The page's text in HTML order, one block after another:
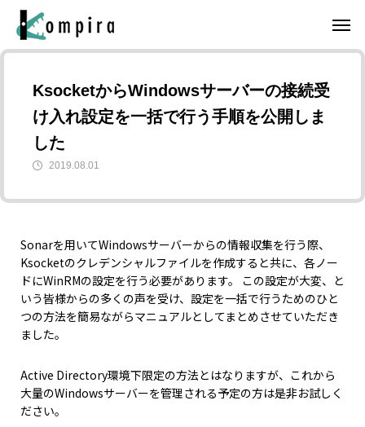
KsocketからWindowsサーバーの接続受
け入れ設定を一括で行う手順を公開しま
した
2019.08.01
Sonarを用いてWindowsサーバーからの情報収集を行う際、
Ksocketのクレデンシャルファイルを作成すると共に、各ノー
ドにWinRMの設定を行う必要があります。 この設定が大変、と
いう皆様からの多くの声を受け、設定を一括で行うためのひと
つの方法を簡易ながらマニュアルとしてまとめさせていただき
ました。
Active Directory環境下限定の方法とはなりますが、これから
大量のWindowsサーバーを管理される予定の方は是非お試しく
ださい。